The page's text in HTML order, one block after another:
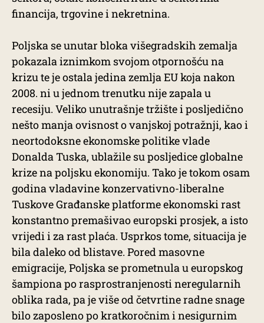
financija, trgovine i nekretnina.
Poljska se unutar bloka višegradskih zemalja
pokazala iznimkom svojom otpornošću na
krizu te je ostala jedina zemlja EU koja nakon
2008. ni u jednom trenutku nije zapala u
recesiju. Veliko unutrašnje tržište i posljedično
nešto manja ovisnost o vanjskoj potražnji, kao i
neortodoksne ekonomske politike vlade
Donalda Tuska, ublažile su posljedice globalne
krize na poljsku ekonomiju. Tako je tokom osam
godina vladavine konzervativno-liberalne
Tuskove Građanske platforme ekonomski rast
konstantno premašivao europski prosjek, a isto
vrijedi i za rast plaća. Usprkos tome, situacija je
bila daleko od blistave. Pored masovne
emigracije, Poljska se prometnula u europskog
šampiona po rasprostranjenosti neregularnih
oblika rada, pa je više od četvrtine radne snage
bilo zaposleno po kratkoročnim i nesigurnim